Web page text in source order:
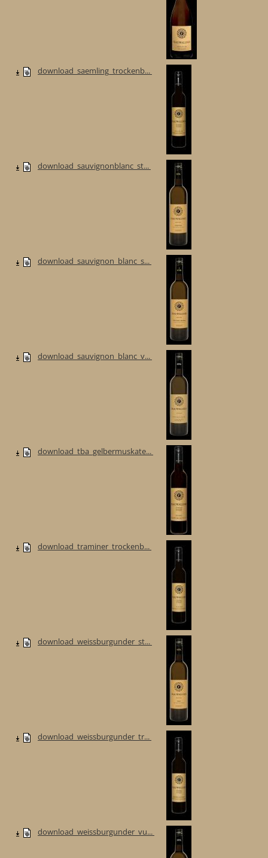
download_saemling_trockenb...
download_sauvignonblanc_st...
download_sauvignon_blanc_s...
download_sauvignon_blanc_v...
download_tba_gelbermuskate...
download_traminer_trockenb...
download_weissburgunder_st...
download_weissburgunder_tr...
download_weissburgunder_vu...